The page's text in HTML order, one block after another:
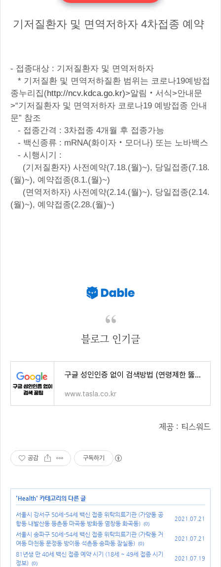
기저질환자 및 면역저하자 4차접종 예약
- 접종대상 : 기저질환자 및 면역저하자
* 기저질환 및 면역저하질환 범위는 코로나19예방접
종누리집(http://ncv.kdca.go.kr)>알림‧서식>안내문
>“기저질환자 및 면역저하자 코로나19 예방접종 안내
문” 참조
- 접종간격 : 3차접종 4개월 후 접종가능
- 백신종류 : mRNA(화이자‧모더나) 또는 노바백스
- 시행시기 :
(기저질환자) 사전예약(7.18.(월)~), 당일접종(7.18.
(월)~), 예약접종(8.1.(월)~)
(면역저하자) 사전예약(2.14.(월)~), 당일접종(2.14.
(월)~), 예약접종(2.28.(월)~)
블로그 인기글
구글 성인인증 없이 검색방법 (연령제한 뚫기)
www.tasla.co.kr
제공 : 티스워드
공감 구독하기
'Health' 카테고리의 다른 글
서울시 강서구 50세-54세 백신 접종 위탁의료기관 (가양동 공
항동 내발산동 등촌동 마곡동 방화동 염창동 화곡동) (0)
2021.07.21
서울시 송파구 50세-54세 백신 접종 위탁의료기관 (가락동 거
여동 마천동 문정동 방이동 석촌동 송파동 잠실동) (0)
2021.07.21
81년생 만 40세 백신 접종 예약 시기 (18세 ~ 49세 접종 시기
정보) (0)
2021.07.19